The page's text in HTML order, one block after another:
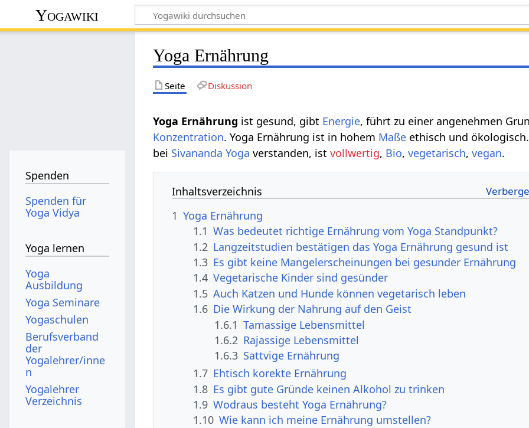
Yogawiki
Yoga Ernährung
Seite Diskussion
Yoga Ernährung ist gesund, gibt Energie, führt zu einer angenehmen
Konzentration. Yoga Ernährung ist in hohem Maße ethisch und
bei Sivananda Yoga verstanden, istvollwertig, Bio,vegetarisch,vegan.
Inhaltsverzeichnis
1 Yoga Ernährung
1.1 Was bedeutet richtige Ernährung vom Yoga Standpunkt?
1.2 Langzeitstudien bestätigen das Yoga Ernährung gesund ist
1.3 Es gibt keine Mangelerscheinungen bei gesunder Ernährung
1.4 Vegetarische Kinder sind gesünder
1.5 Auch Katzen und Hunde können vegetarisch leben
1.6 Die Wirkung der Nahrung auf den Geist
1.6.1 Tamassige Lebensmittel
1.6.2 Rajassige Lebensmittel
1.6.3 Sattvige Ernährung
1.7 Ehtisch korekte Ernährung
1.8 Es gibt gute Gründe keinen Alkohol zu trinken
1.9 Wodraus besteht Yoga Ernährung?
1.10 Wie kann ich meine Ernährung umstellen?
Spenden
Spenden für
Yoga Vidya
Yoga lernen
Yoga
Ausbildung
Yoga Seminare
Yogaschulen
Berufsverband
der
Yogalehrer/inne
n
Yogalehrer
Verzeichnis